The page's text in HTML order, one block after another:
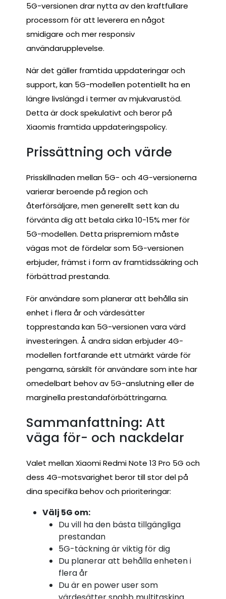
5G-versionen drar nytta av den kraftfullare
processorn för att leverera en något
smidigare och mer responsiv
användarupplevelse.
När det gäller framtida uppdateringar och
support, kan 5G-modellen potentiellt ha en
längre livslängd i termer av mjukvarustöd.
Detta är dock spekulativt och beror på
Xiaomis framtida uppdateringspolicy.
Prissättning och värde
Prisskillnaden mellan 5G- och 4G-versionerna
varierar beroende på region och
återförsäljare, men generellt sett kan du
förvänta dig att betala cirka 10-15% mer för
5G-modellen. Detta prispremiom måste
vägas mot de fördelar som 5G-versionen
erbjuder, främst i form av framtidssäkring och
förbättrad prestanda.
För användare som planerar att behålla sin
enhet i flera år och värdesätter
topprestanda kan 5G-versionen vara värd
investeringen. Å andra sidan erbjuder 4G-
modellen fortfarande ett utmärkt värde för
pengarna, särskilt för användare som inte har
omedelbart behov av 5G-anslutning eller de
marginella prestandaförbättringarna.
Sammanfattning: Att
väga för- och nackdelar
Valet mellan Xiaomi Redmi Note 13 Pro 5G och
dess 4G-motsvarighet beror till stor del på
dina specifika behov och prioriteringar:
Välj 5G om:
Du vill ha den bästa tillgängliga
prestandan
5G-täckning är viktig för dig
Du planerar att behålla enheten i
flera år
Du är en power user som